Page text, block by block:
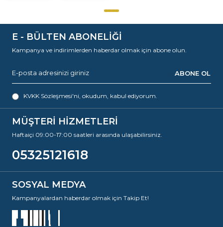
MÜŞTERİ HİZMETLERİ
Haftaiçi 09:00-17:00 saatleri arasında ulaşabilirsiniz.
05325121618
E - BÜLTEN ABONELİĞİ
Kampanya ve indirimlerden haberdar olmak için abone olun.
ABONE OL
KVKK Sözleşmesi'ni, okudum, kabul ediyorum.
SOSYAL MEDYA
Kampanyalardan haberdar olmak için Takip Et!